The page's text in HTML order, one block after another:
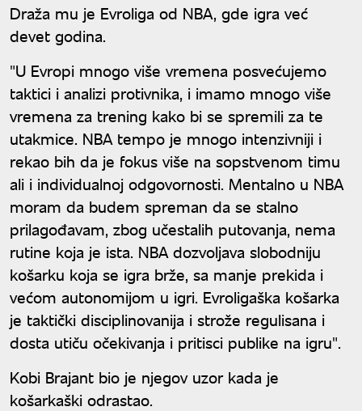
Draža mu je Evroliga od NBA, gde igra već
devet godina.
"U Evropi mnogo više vremena posvećujemo
taktici i analizi protivnika, i imamo mnogo više
vremena za trening kako bi se spremili za te
utakmice. NBA tempo je mnogo intenzivniji i
rekao bih da je fokus više na sopstvenom timu
ali i individualnoj odgovornosti. Mentalno u NBA
moram da budem spreman da se stalno
prilagođavam, zbog učestalih putovanja, nema
rutine koja je ista. NBA dozvoljava slobodniju
košarku koja se igra brže, sa manje prekida i
većom autonomijom u igri. Evroligaška košarka
je taktički disciplinovanija i strože regulisana i
dosta utiču očekivanja i pritisci publike na igru".
Kobi Brajant bio je njegov uzor kada je
košarkaški odrastao.